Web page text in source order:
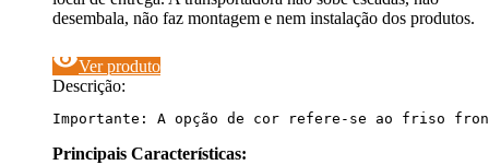
desembala, não faz montagem e nem instalação dos produtos.
visibilityVer produto
Descrição:
Importante: A opção de cor refere-se ao friso
Principais Características: